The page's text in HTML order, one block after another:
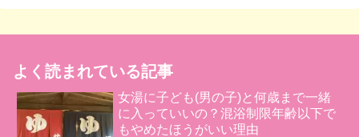
よく読まれている記事
女湯に子ども(男の子)と何歳まで一緒
に入っていいの？混浴制限年齢以下で
もやめたほうがいい理由